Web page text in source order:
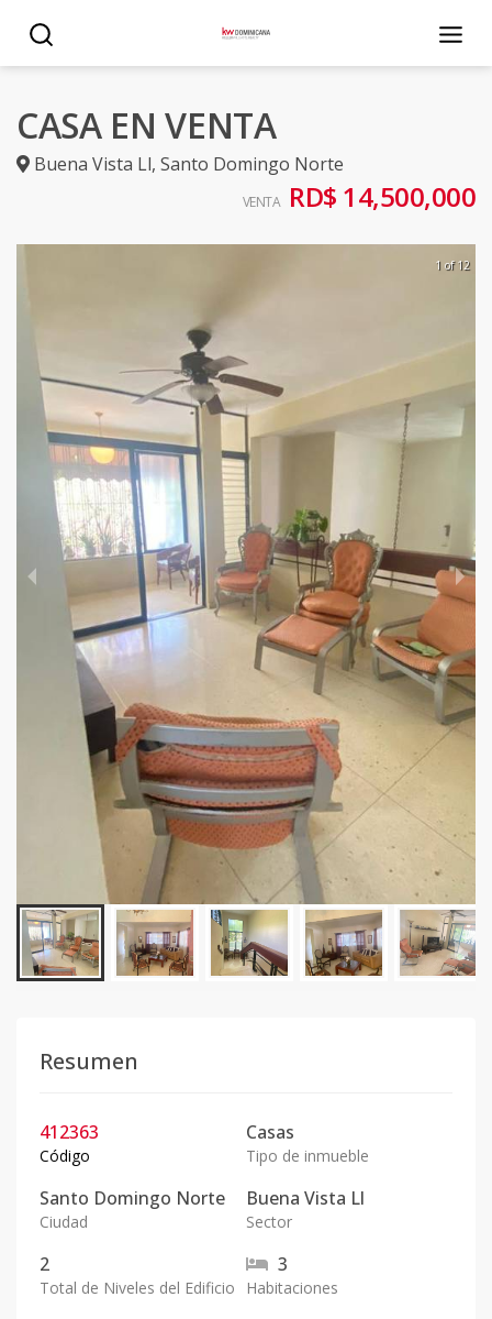
CASA EN VENTA
Buena Vista Ll, Santo Domingo Norte
VENTA RD$ 14,500,000
1 of 12
Resumen
412363
Código
Casas
Tipo de inmueble
Santo Domingo Norte
Ciudad
Buena Vista Ll
Sector
2
Total de Niveles del Edificio
3
Habitaciones